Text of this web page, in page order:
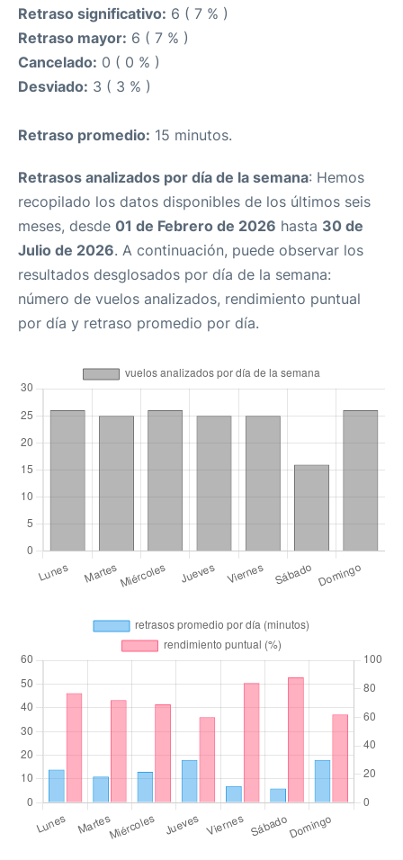
Retraso significativo: 6 ( 7 % )
Retraso mayor: 6 ( 7 % )
Cancelado: 0 ( 0 % )
Desviado: 3 ( 3 % )
Retraso promedio: 15 minutos.
Retrasos analizados por día de la semana: Hemos
recopilado los datos disponibles de los últimos seis
meses, desde 01 de Febrero de 2026 hasta 30 de
Julio de 2026. A continuación, puede observar los
resultados desglosados por día de la semana:
número de vuelos analizados, rendimiento puntual
por día y retraso promedio por día.